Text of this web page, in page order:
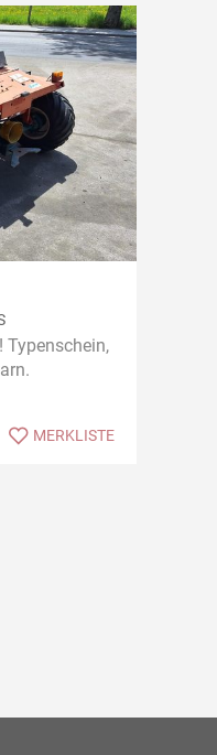
Typenschein,
MERKLISTE